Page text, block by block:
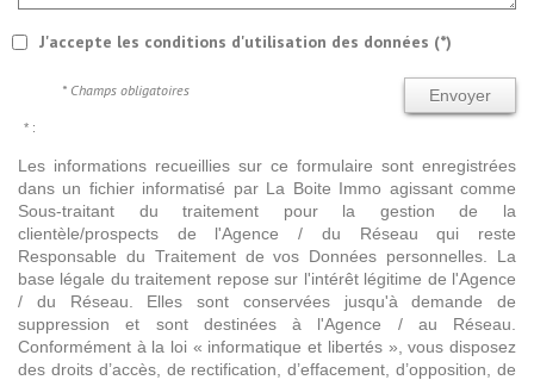
J'accepte les conditions d'utilisation des données (*)
Envoyer
* Champs obligatoires
* :
Les informations recueillies sur ce formulaire sont enregistrées
dans un fichier informatisé par La Boite Immo agissant comme
Sous-traitant du traitement pour la gestion de la
clientèle/prospects de l'Agence / du Réseau qui reste
Responsable du Traitement de vos Données personnelles. La
base légale du traitement repose sur l'intérêt légitime de l'Agence
/ du Réseau. Elles sont conservées jusqu'à demande de
suppression et sont destinées à l'Agence / au Réseau.
Conformément à la loi « informatique et libertés », vous disposez
des droits d’accès, de rectification, d’effacement, d’opposition, de